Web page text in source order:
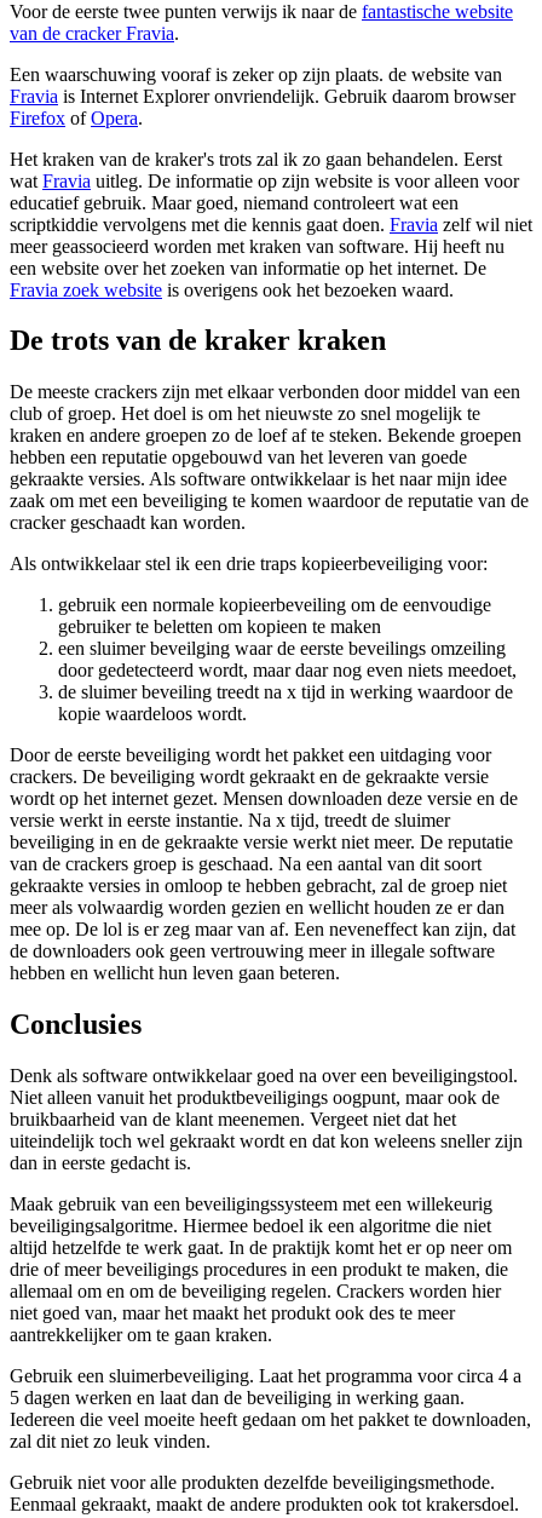
Voor de eerste twee punten verwijs ik naar de fantastische website
van de cracker Fravia.
Een waarschuwing vooraf is zeker op zijn plaats. de website van
Fravia is Internet Explorer onvriendelijk. Gebruik daarom browser
Firefox ofOpera.
Het kraken van de kraker's trots zal ik zo gaan behandelen. Eerst
wat Fravia uitleg. De informatie op zijn website is voor alleen voor
educatief gebruik. Maar goed, niemand controleert wat een
scriptkiddie vervolgens met die kennis gaat doen. Fravia zelf wil niet
meer geassocieerd worden met kraken van software. Hij heeft nu
een website over het zoeken van informatie op het internet. De
Fravia zoek website is overigens ook het bezoeken waard.
De trots van de kraker kraken
De meeste crackers zijn met elkaar verbonden door middel van een
club of groep. Het doel is om het nieuwste zo snel mogelijk te
kraken en andere groepen zo de loef af te steken. Bekende groepen
hebben een reputatie opgebouwd van het leveren van goede
gekraakte versies. Als software ontwikkelaar is het naar mijn idee
zaak om met een beveiliging te komen waardoor de reputatie van de
cracker geschaadt kan worden.
Als ontwikkelaar stel ik een drie traps kopieerbeveiliging voor:
gebruik een normale kopieerbeveiling om de eenvoudige
gebruiker te beletten om kopieen te maken
een sluimer beveilging waar de eerste beveilings omzeiling
door gedetecteerd wordt, maar daar nog even niets meedoet,
de sluimer beveiling treedt na x tijd in werking waardoor de
kopie waardeloos wordt.
Door de eerste beveiliging wordt het pakket een uitdaging voor
crackers. De beveiliging wordt gekraakt en de gekraakte versie
wordt op het internet gezet. Mensen downloaden deze versie en de
versie werkt in eerste instantie. Na x tijd, treedt de sluimer
beveiliging in en de gekraakte versie werkt niet meer. De reputatie
van de crackers groep is geschaad. Na een aantal van dit soort
gekraakte versies in omloop te hebben gebracht, zal de groep niet
meer als volwaardig worden gezien en wellicht houden ze er dan
mee op. De lol is er zeg maar van af. Een neveneffect kan zijn, dat
de downloaders ook geen vertrouwing meer in illegale software
hebben en wellicht hun leven gaan beteren.
Conclusies
Denk als software ontwikkelaar goed na over een beveiligingstool.
Niet alleen vanuit het produktbeveiligings oogpunt, maar ook de
bruikbaarheid van de klant meenemen. Vergeet niet dat het
uiteindelijk toch wel gekraakt wordt en dat kon weleens sneller zijn
dan in eerste gedacht is.
Maak gebruik van een beveiligingssysteem met een willekeurig
beveiligingsalgoritme. Hiermee bedoel ik een algoritme die niet
altijd hetzelfde te werk gaat. In de praktijk komt het er op neer om
drie of meer beveiligings procedures in een produkt te maken, die
allemaal om en om de beveiliging regelen. Crackers worden hier
niet goed van, maar het maakt het produkt ook des te meer
aantrekkelijker om te gaan kraken.
Gebruik een sluimerbeveiliging. Laat het programma voor circa 4 a
5 dagen werken en laat dan de beveiliging in werking gaan.
Iedereen die veel moeite heeft gedaan om het pakket te downloaden,
zal dit niet zo leuk vinden.
Gebruik niet voor alle produkten dezelfde beveiligingsmethode.
Eenmaal gekraakt, maakt de andere produkten ook tot krakersdoel.